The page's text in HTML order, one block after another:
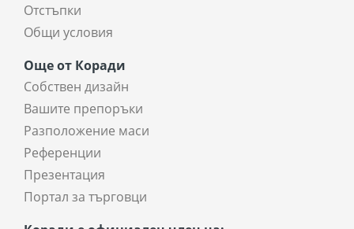
Отстъпки
Общи условия
Още от Коради
Собствен дизайн
Вашите препоръки
Разположение маси
Референции
Презентация
Портал за търговци